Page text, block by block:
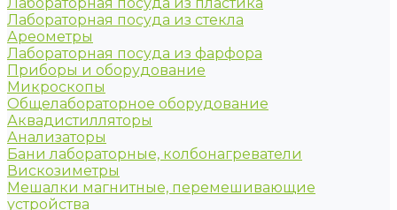
Лабораторная посуда из стекла
Ареометры
Лабораторная посуда из фарфора
Приборы и оборудование
Микроскопы
Общелабораторное оборудование
Аквадистилляторы
Анализаторы
Бани лабораторные, колбонагреватели
Вискозиметры
Мешалки магнитные, перемешивающие
устройства